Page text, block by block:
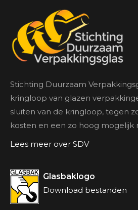
Stichting Duurzaam
kringloop van glazen
sluiten van de kringloop, tegen
kosten en een zo hoog mogelijk
Lees meer over SDV
Glasbaklogo
Download bestanden